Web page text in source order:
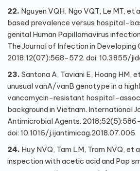
22. Nguyen VQH, Ngo VQT, Le MT, et
based prevalence versus hospital-
genital Human Papillomavirus
The Journal of Infection in Developing
2018;12(07):568-572. doi: 10.3855/
23. Santona A, Taviani E, Hoang HM,
unusual vanA/vanB genotype in a
vancomycin-resistant hospital-
background in Vietnam. International
Antimicrobial Agents.
doi: 10.1016/j.ijantimicag.2018.07.006
24. Huy NVQ, Tam LM, Tram NVQ, et
inspection with acetic acid and Pap